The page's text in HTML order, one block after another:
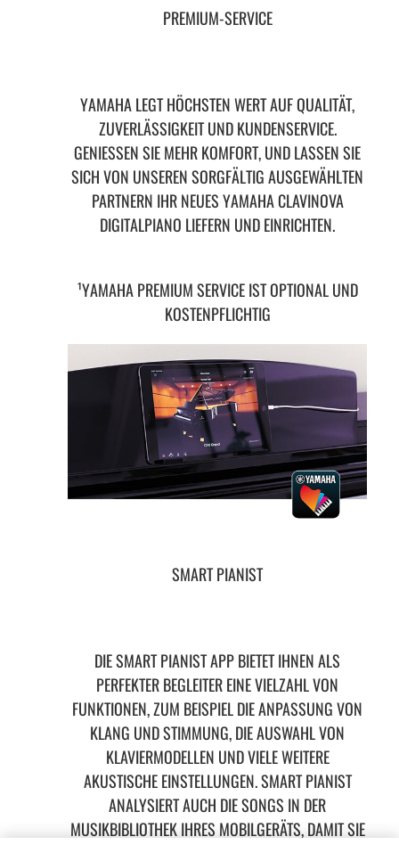
PREMIUM-SERVICE
YAMAHA LEGT HÖCHSTEN WERT AUF QUALITÄT,
ZUVERLÄSSIGKEIT UND KUNDENSERVICE.
GENIESSEN SIE MEHR KOMFORT, UND LASSEN SIE S
ICH VON UNSEREN SORGFÄLTIG AUSGEWÄHLTEN P
ARTNERN IHR NEUES YAMAHA CLAVINOVA D
IGITALPIANO LIEFERN UND EINRICHTEN.
¹YAMAHA PREMIUM SERVICE IST OPTIONAL UND
KOSTENPFLICHTIG
SMART PIANIST
DIE SMART PIANIST APP BIETET IHNEN ALS
PERFEKTER BEGLEITER EINE VIELZAHL VON
FUNKTIONEN, ZUM BEISPIEL DIE ANPASSUNG VON
KLANG UND STIMMUNG, DIE AUSWAHL VON
KLAVIERMODELLEN UND VIELE WEITERE
AKUSTISCHE EINSTELLUNGEN. SMART PIANIST
ANALYSIERT AUCH DIE SONGS IN DER
MUSIKBIBLIOTHEK IHRES MOBILGERÄTS, DAMIT SIE